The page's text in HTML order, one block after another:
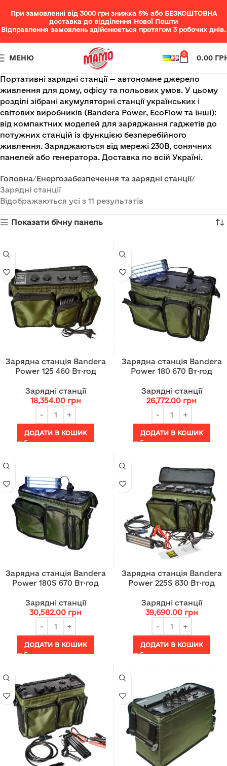
При замовленні від 3000 грн знижка 5% або БЕЗКОШТОВНА
доставка до відділення Нової Пошти
Відправлення замовлень здійснюється протягом 3 робочих днів.
МЕНЮ 0 0.00
Портативні зарядні станції — автономне джерело
живлення для дому, офісу та польових умов. У цьому
розділі зібрані акумуляторні станції українських і
світових виробників (Bandera Power, EcoFlow та інші):
від компактних моделей для заряджання гаджетів до
потужних станцій із функцією безперебійного
живлення. Заряджаються від мережі 230В, сонячних
панелей або генератора. Доставка по всій Україні.
Головна Енергозабезпечення та зарядні станції
Зарядні станції
Відображаються усі з 11 результатів
Показати бічну панель
Зарядна станція Bandera
Power 125 460 Вт·год
Зарядні станції
18,354.00 грн
ДОДАТИ В КОШИК
Зарядна станція Bandera
Power 180 670 Вт·год
Зарядні станції
26,772.00 грн
ДОДАТИ В КОШИК
Зарядна станція Bandera
Power 180S 670 Вт·год
Зарядні станції
30,582.00 грн
ДОДАТИ В КОШИК
Зарядна станція Bandera
Power 225S 830 Вт·год
Зарядні станції
39,690.00 грн
ДОДАТИ В КОШИК